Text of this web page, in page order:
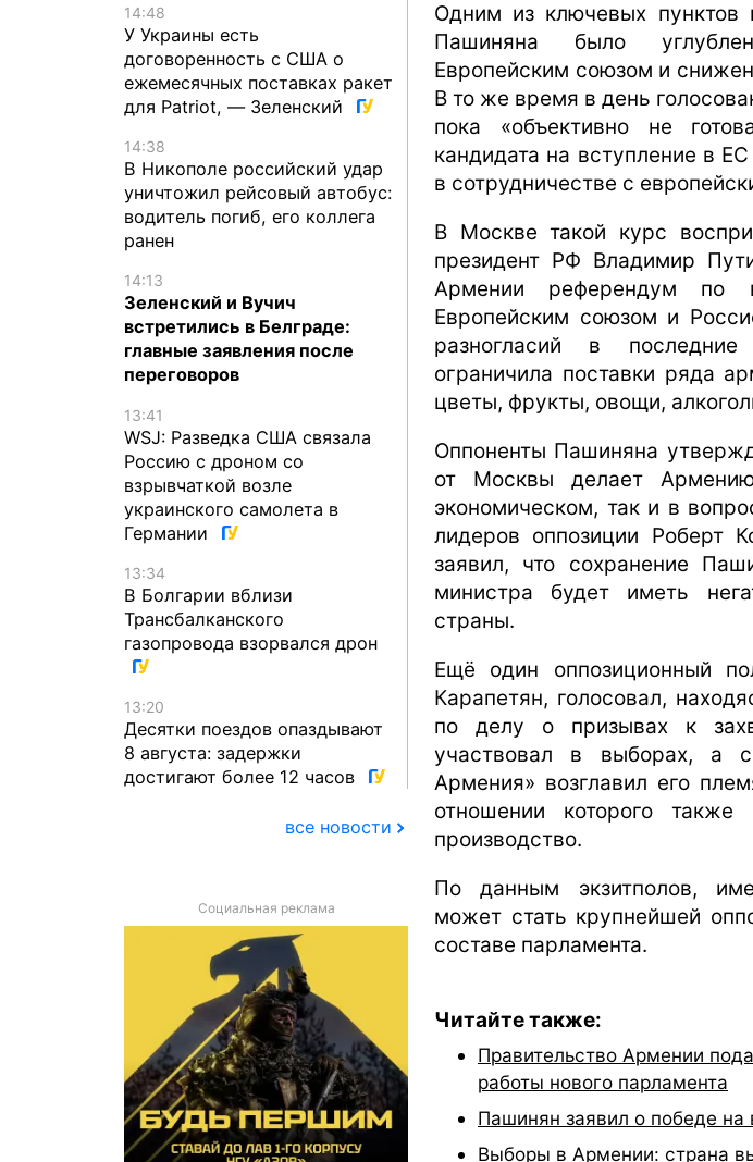
Одним из ключевых пунктов
Пашиняна было
Европейским союзом и
В то же время в день
пока «объективно не
кандидата на вступление в
в сотрудничестве с
В Москве такой курс
президент РФ Владимир
Армении референдум по
Европейским союзом и
разногласий в
ограничила поставки ряда
цветы, фрукты, овощи,
Оппоненты Пашиняна
от Москвы делает
экономическом, так и в
лидеров оппозиции Роберт
заявил, что сохранение
министра будет иметь
страны.
Ещё один оппозиционный
Карапетян, голосовал,
по делу о призывах к
участвовал в выборах, а
Армения» возглавил его
отношении которого также
производство.
По данным экзитполов,
может стать крупнейшей
составе парламента.
Читайте также:
Правительство Армении
работы нового парламента
Пашинян заявил о победе
Выборы в Армении: страна
14:48
У Украины есть
договоренность с США о
ежемесячных поставках ракет
для Patriot, — Зеленский
14:38
В Никополе российский удар
уничтожил рейсовый автобус:
водитель погиб, его коллега
ранен
14:13
Зеленский и Вучич
встретились в Белграде:
главные заявления после
переговоров
13:41
WSJ: Разведка США связала
Россию с дроном со
взрывчаткой возле
украинского самолета в
Германии
13:34
В Болгарии вблизи
Трансбалканского
газопровода взорвался дрон
13:20
Десятки поездов опаздывают
8 августа: задержки
достигают более 12 часов
все новости
Социальная реклама